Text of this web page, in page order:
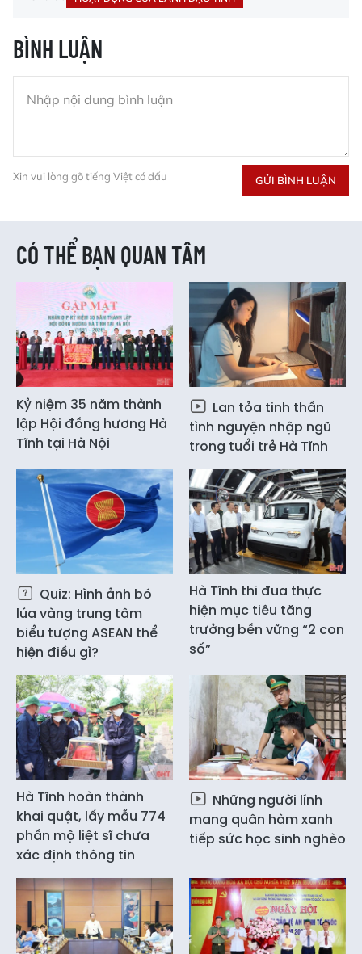
BÌNH LUẬN
Xin vui lòng gõ tiếng Việt có dấu GỬI BÌNH LUẬN
CÓ THỂ BẠN QUAN TÂM
Kỷ niệm 35 năm thành
lập Hội đồng hương Hà
Tĩnh tại Hà Nội
Lan tỏa tinh thần
tình nguyện nhập ngũ
trong tuổi trẻ Hà Tĩnh
Quiz: Hình ảnh bó
lúa vàng trung tâm
biểu tượng ASEAN thể
hiện điều gì?
Hà Tĩnh thi đua thực
hiện mục tiêu tăng
trưởng bền vững “2 con
số”
Hà Tĩnh hoàn thành
khai quật, lấy mẫu 774
phần mộ liệt sĩ chưa
xác định thông tin
Những người lính
mang quân hàm xanh
tiếp sức học sinh nghèo